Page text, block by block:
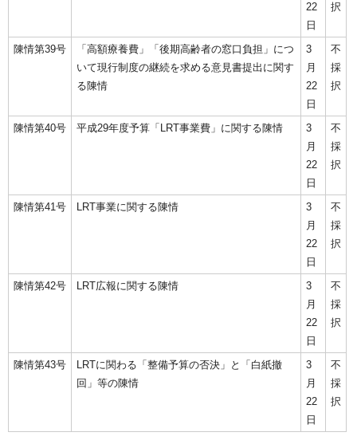
22
日
択
陳情第39号
「高額療養費」「後期高齢者の窓口負担」につ
いて現行制度の継続を求める意見書提出に関す
る陳情
3
月
22
日
不
採
択
陳情第40号 平成29年度予算「LRT事業費」に関する陳情
3
月
22
日
不
採
択
陳情第41号 LRT事業に関する陳情
3
月
22
日
不
採
択
陳情第42号 LRT広報に関する陳情
3
月
22
日
不
採
択
陳情第43号
LRTに関わる「整備予算の否決」と「白紙撤
回」等の陳情
3
月
22
日
不
採
択